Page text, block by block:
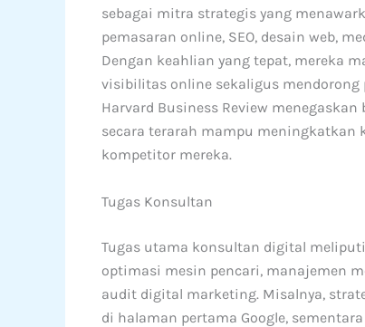
sebagai mitra strategis yang
pemasaran online, SEO, desain web,
Dengan keahlian yang tepat, mereka
visibilitas online sekaligus
Harvard Business Review
secara terarah mampu meningkatkan
kompetitor mereka.
Tugas Konsultan
Tugas utama konsultan digital
optimasi mesin pencari, manajemen
audit digital marketing. Misalnya,
di halaman pertama Google,